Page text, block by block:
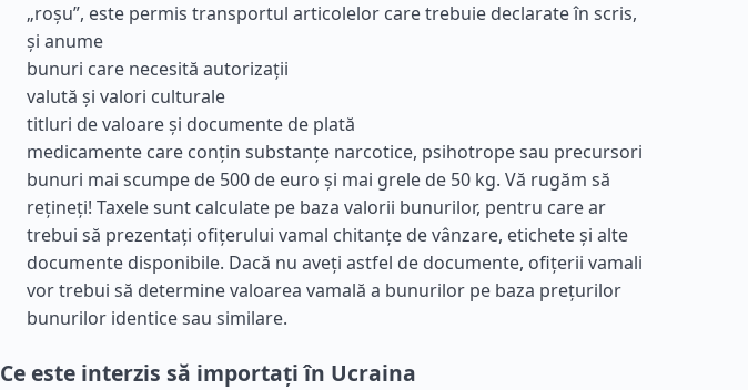
„roșu”, este permis transportul articolelor care trebuie declarate în scris,
și anume
bunuri care necesită autorizații
valută și valori culturale
titluri de valoare și documente de plată
medicamente care conțin substanțe narcotice, psihotrope sau precursori
bunuri mai scumpe de 500 de euro și mai grele de 50 kg. Vă rugăm să
rețineți! Taxele sunt calculate pe baza valorii bunurilor, pentru care ar
trebui să prezentați ofițerului vamal chitanțe de vânzare, etichete și alte
documente disponibile. Dacă nu aveți astfel de documente, ofițerii vamali
vor trebui să determine valoarea vamală a bunurilor pe baza prețurilor
bunurilor identice sau similare.
Ce este interzis să importați în Ucraina